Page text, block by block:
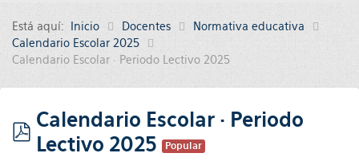
Está aquí: Inicio Docentes
Normativa educativa
Calendario Escolar 2025
Calendario Escolar · Periodo Lectivo 2025
pdf
Calendario Escolar · Periodo
Lectivo 2025
Popular